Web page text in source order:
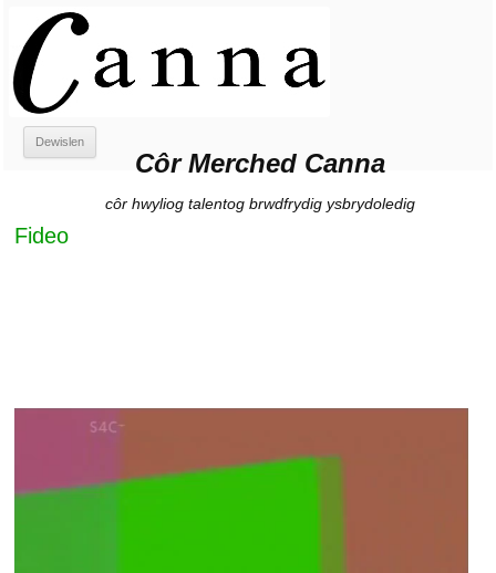
Côr Merched Canna
Côr Merched Canna
Côr Merched Canna
côr hwyliog talentog brwdfrydig ysbrydoledig
Dewislen
cynnwys
Fideo